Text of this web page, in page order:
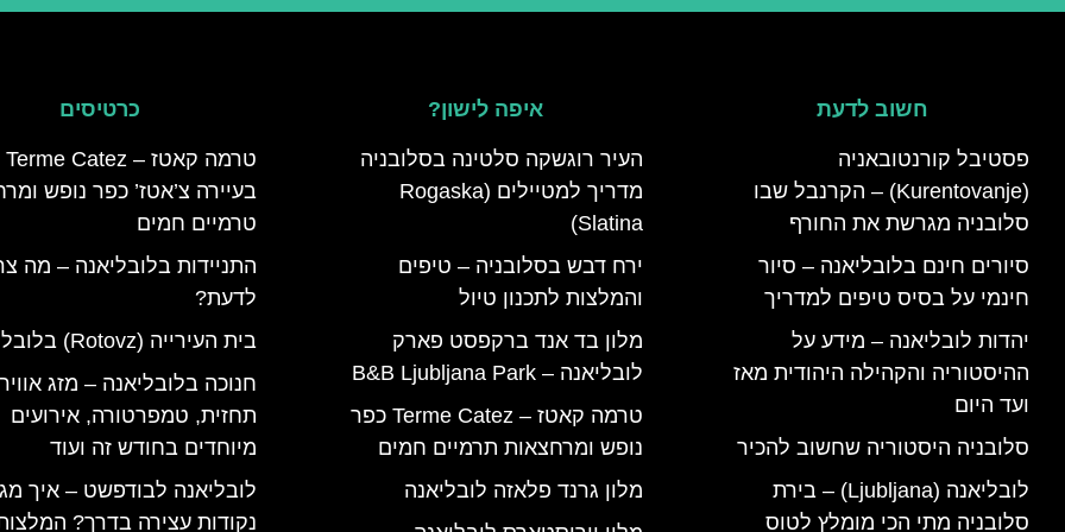
חשוב לדעת
פסטיבל קורנטובאניה
(Kurentovanje) – הקרנבל שבו
סלובניה מגרשת את החורף
סיורים חינם בלובליאנה – סיור
חינמי על בסיס טיפים למדריך
יהדות לובליאנה – מידע על
ההיסטוריה והקהילה היהודית מאז
ועד היום
סלובניה היסטוריה שחשוב להכיר
לובליאנה (Ljubljana) – בירת
סלובניה מתי הכי מומלץ לטוס
איפה לישון?
העיר רוגשקה סלטינה בסלובניה
מדריך למטיילים (Rogaska
Slatina)
ירח דבש בסלובניה – טיפים
והמלצות לתכנון טיול
מלון בד אנד ברקפסט פארק
לובליאנה – B&B Ljubljana Park
טרמה קאטז – Terme Catez כפר
נופש ומרחצאות תרמיים חמים
מלון גרנד פלאזה לובליאנה
כרטיסים
טרמה קאטז – Terme Catez
בעיירה צ’אטז’ כפר נופש
טרמיים חמים
התניידות בלובליאנה – מה
לדעת?
בית העירייה (Rotovz) בלובליאנה
חנוכה בלובליאנה – מזג
תחזית, טמפרטורה, אירועים
מיוחדים בחודש זה ועוד
לובליאנה לבודפשט – איך
נקודות עצירה בדרך?